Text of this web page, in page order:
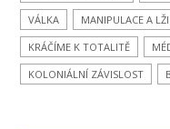
VÁLKA
MANIPULACE A LŽI
KRÁČÍME K TOTALITĚ
KOLONIÁLNÍ ZÁVISLOST